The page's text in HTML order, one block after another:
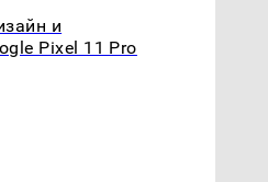
и
Pixel 11 Pro